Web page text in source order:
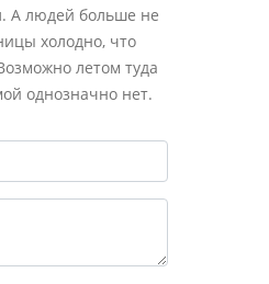
А людей больше не
холодно, что
летом туда
однозначно нет.